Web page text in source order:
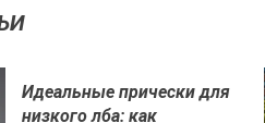
Идеальные прически для
низкого лба: как